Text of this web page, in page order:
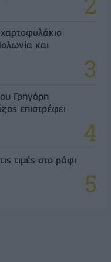
και
Γρηγόρη
επιστρέφει
τιμές στο ράφι